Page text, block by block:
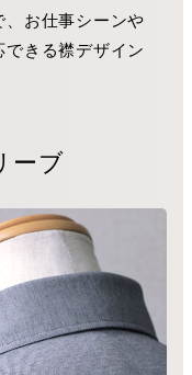
、お仕事シーンや
きる襟デザイン
ーブ